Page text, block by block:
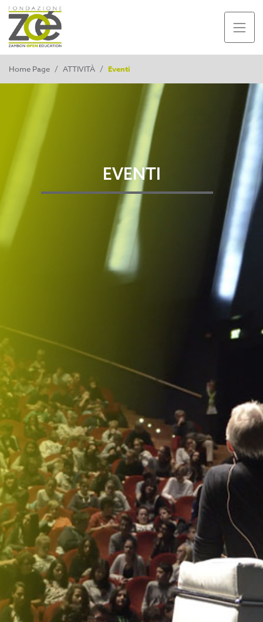
Home Page / ATTIVITÀ / Eventi
EVENTI